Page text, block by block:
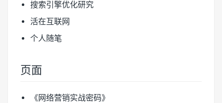
搜索引擎优化研究
活在互联网
个人随笔
页面
《网络营销实战密码》